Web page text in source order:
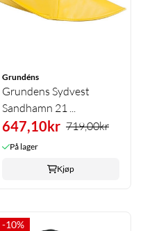
Grundéns
Grundens Sydvest
Sandhamn 21 ...
647,10kr 719,00kr
På lager
Kjøp
-10%